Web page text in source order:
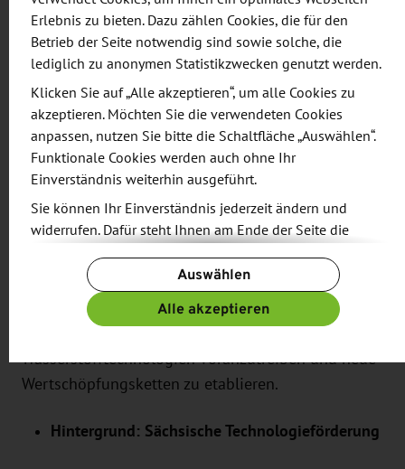
das Profil des Vereins: die sächsische
Kompetenzstelle Wasserstoff (KH2), das
Innovationscluster “Wasserstoffland Sachsen”
sowie der nationale Transformations-Hub
“cH2ance”.
Über HZwo e. V.
HZwo e. V. ist ein Innovationscluster für
Wasserstofftechnologien mit Sitz in Chemnitz. Der
Verein vernetzt Unternehmen,
Forschungseinrichtungen, Politik und Gesellschaft,
Wasserstofftechnologien voranzutreiben und neue
Wertschöpfungsketten zu etablieren.
Hintergrund: Sächsische Technologieförderung
Erlebnis zu bieten. Dazu zählen Cookies, die für den
Betrieb der Seite notwendig sind sowie solche, die
lediglich zu anonymen Statistikzwecken genutzt werden.
Klicken Sie auf „Alle akzeptieren“, um alle Cookies zu
akzeptieren. Möchten Sie die verwendeten Cookies
anpassen, nutzen Sie bitte die Schaltfläche „Auswählen“.
Funktionale Cookies werden auch ohne Ihr
Einverständnis weiterhin ausgeführt.
Sie können Ihr Einverständnis jederzeit ändern und
widerrufen. Dafür steht Ihnen am Ende der Seite die
Verfügung.
Weitere Informationen finden Sie in unseren
Datenschutzbestimmungenund ergänzend in unserem
Auswählen
Alle akzeptieren